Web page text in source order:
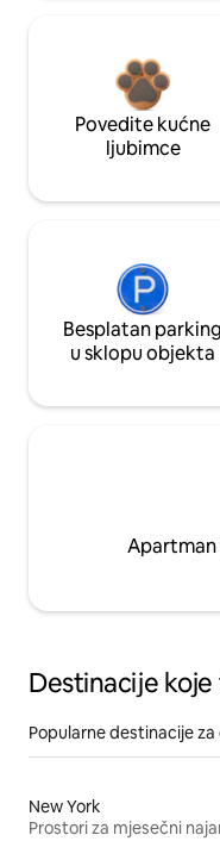
Povedite kućne
ljubimce
Besplatan parking
u sklopu objekta
Apartman
Destinacije
Popularne destinacije
New York
Prostori za mjesečni